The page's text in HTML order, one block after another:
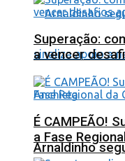
Arnaldinho
Superação:
a vencer
É CAMPEÃO!
a Fase